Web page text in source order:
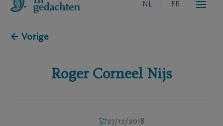
NL FR
← Vorige
Roger Corneel Nijs
27/12/2018